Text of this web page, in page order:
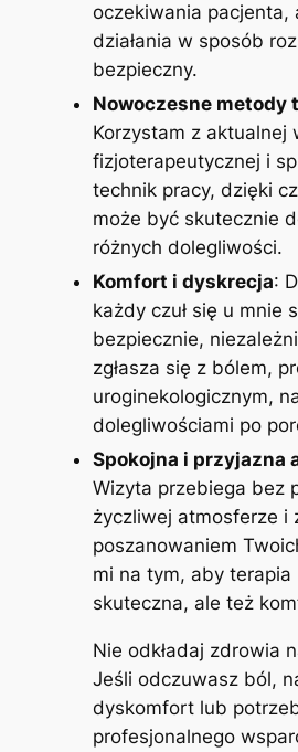
oczekiwania pacjenta,
działania w sposób
bezpieczny.
Nowoczesne metody
Korzystam z aktualnej
fizjoterapeutycznej i
technik pracy, dzięki
może być skutecznie
różnych dolegliwości.
Komfort i dyskrecja:
każdy czuł się u mnie
bezpiecznie,
zgłasza się z bólem,
uroginekologicznym,
dolegliwościami po
Spokojna i przyjazna
Wizyta przebiega bez
życzliwej atmosferze i
poszanowaniem
mi na tym, aby terapia
skuteczna, ale też
Nie odkładaj zdrowia
Jeśli odczuwasz ból,
dyskomfort lub
profesjonalnego